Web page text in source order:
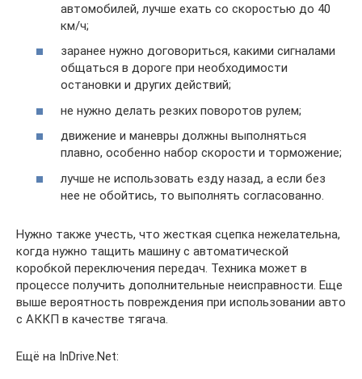
автомобилей, лучше ехать со скоростью до 40
км/ч;
заранее нужно договориться, какими сигналами
общаться в дороге при необходимости
остановки и других действий;
не нужно делать резких поворотов рулем;
движение и маневры должны выполняться
плавно, особенно набор скорости и торможение;
лучше не использовать езду назад, а если без
нее не обойтись, то выполнять согласованно.
Нужно также учесть, что жесткая сцепка нежелательна,
когда нужно тащить машину с автоматической
коробкой переключения передач. Техника может в
процессе получить дополнительные неисправности. Еще
выше вероятность повреждения при использовании авто
с АККП в качестве тягача.
Ещё на InDrive.Net: